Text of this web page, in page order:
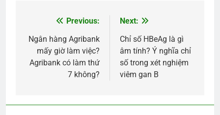
hướng
bài
Previous:
Ngân hàng Agribank
mấy giờ làm việc?
Agribank có làm thứ
7 không?
Next:
Chỉ số HBeAg là gì
âm tính? Ý nghĩa chỉ
số trong xét nghiệm
viêm gan B